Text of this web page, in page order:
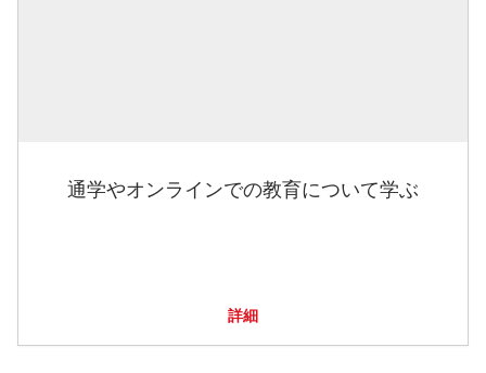
通学やオンラインでの教育について学ぶ
詳細